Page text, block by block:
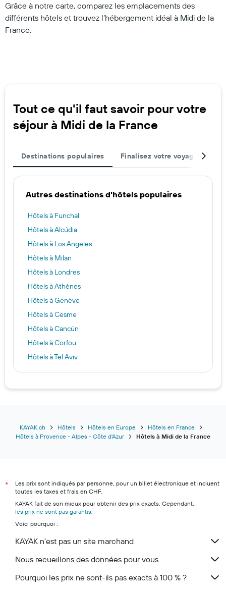
Grâce à notre carte, comparez les emplacements des
différents hôtels et trouvez l’hébergement idéal à Midi de la
France.
Tout ce qu'il faut savoir pour votre
séjour à Midi de la France
Destinations populaires Finalisez votre voyage
Autres destinations d'hôtels populaires
Hôtels à Funchal
Hôtels à Alcúdia
Hôtels à Los Angeles
Hôtels à Milan
Hôtels à Londres
Hôtels à Athènes
Hôtels à Genève
Hôtels à Cesme
Hôtels à Cancún
Hôtels à Corfou
Hôtels à Tel Aviv
Hôtels à Las Vegas
Hôtels à Amman
Hôtels à Füssen
Hôtels à Monthey
Hôtels à Zermatt
Hôtels à Andermatt
Hôtels à Berne
KAYAK.ch Hôtels Hôtels en Europe
Hôtels en France
Hôtels à Provence - Alpes - Côte d'Azur
Hôtels à Midi de la France
*
Les prix sont indiqués par personne, pour un billet électronique et incluent
toutes les taxes et frais en CHF.
KAYAK fait de son mieux pour obtenir des prix exacts. Cependant,
les prix ne sont pas garantis.
Voici pourquoi :
KAYAK n'est pas un site marchand
Nous recueillons des données pour vous
Pourquoi les prix ne sont-ils pas exacts à 100 % ?